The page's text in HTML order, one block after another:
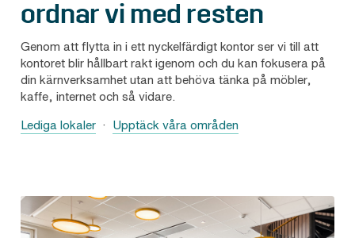
ordnar vi med resten
Genom att flytta in i ett nyckelfärdigt kontor ser vi till att
kontoret blir hållbart rakt igenom och du kan fokusera på
din kärnverksamhet utan att behöva tänka på möbler,
kaffe, internet och så vidare.
Lediga lokaler · Upptäck våra områden